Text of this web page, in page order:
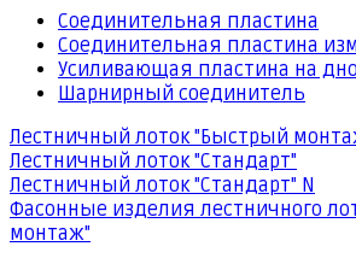
Соединительная пластина
Соединительная пластина
Усиливающая пластина на дно
Шарнирный соединитель
Лестничный лоток "Быстрый
Лестничный лоток "Стандарт"
Лестничный лоток "Стандарт" N
Фасонные изделия лестничного
монтаж"